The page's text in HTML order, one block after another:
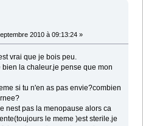
2010 à 09:13:24 »
vrai que je bois peu.
la chaleur.je pense que mon
si tu n'en as pas envie?combien
nest pas la menopause alors ca
le meme )est sterile.je